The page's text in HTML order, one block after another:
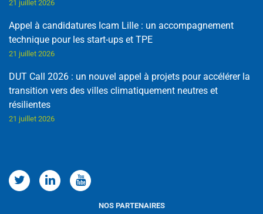
21 juillet 2026
Appel à candidatures Icam Lille : un accompagnement
technique pour les start-ups et TPE
21 juillet 2026
DUT Call 2026 : un nouvel appel à projets pour accélérer la
transition vers des villes climatiquement neutres et
résilientes
21 juillet 2026